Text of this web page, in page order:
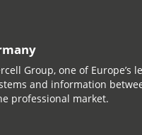
Group, one of Europe’s
and information
professional market.